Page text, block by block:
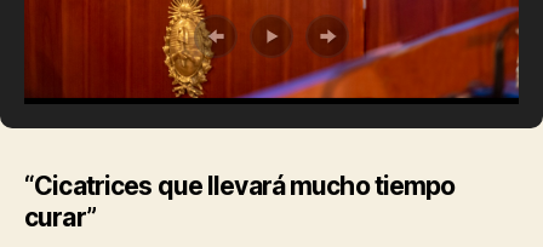
“Cicatrices que llevará mucho tiempo
curar”